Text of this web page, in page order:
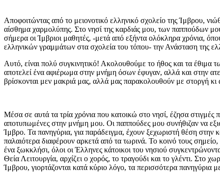
Αποφοιτώντας από το μειονοτικό ελληνικό σχολείο της Ίμβρου,
αίσθημα χαρμολύπης. Στο νησί της καρδιάς μου, των παππούδων
σήμερα οι Ίμβριοι μαθητές, -μετά από εξήντα ολόκληρα χρόνια,
ελληνικών γραμμάτων στα σχολεία του τόπου- την Ανάσταση της
Αυτό, είναι πολύ συγκινητικό! Ακολουθούμε το ήθος και τα έθιμα
αποτελεί ένα αφιέρωμα στην μνήμη όσων έφυγαν, αλλά και στην
βρίσκονται μεν μακριά μας, αλλά μας παρακολουθούν με στοργή κι
Μέσα σε αυτά τα τρία χρόνια που κατοικώ στο νησί, έζησα στιγμές
αποτυπωμένες στην μνήμη μου. Οι παππούδες μου συνήθιζαν να
Ίμβρο. Τα πανηγύρια, για παράδειγμα, έχουν ξεχωριστή θέση στην
παλαιότερα διαφέρουν αρκετά από τα τωρινά. Το κοινό τους σημείο,
ένα ξωκκλήσι, όλοι οι Έλληνες κάτοικοι του νησιού
Θεία Λειτουργία, αρχίζει ο χορός, το τραγούδι και το γλέντι. Στο
Ίμβρου, γιορτάζονται κατά κύριο λόγο, τα περισσότερα πανηγύρια